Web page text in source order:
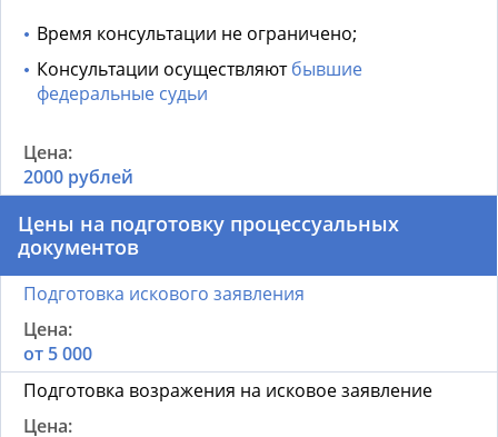
Время консультации не ограничено;
Консультации осуществляютбывшие
федеральные судьи
2000 рублей
Цены на подготовку процессуальных
документов
Подготовка искового заявления
от 5 000
Подготовка возражения на исковое заявление